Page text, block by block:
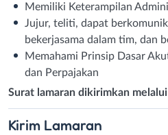
Memiliki Keterampilan
Jujur, teliti, dapat
bekerjasama dalam tim, dan
Memahami Prinsip Dasar
dan Perpajakan
Surat lamaran dikirimkan
Kirim Lamaran